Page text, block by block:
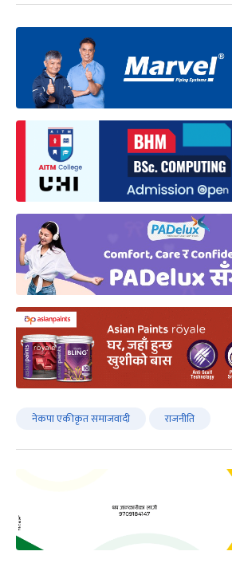
नेकपा एकीकृत समाजवादी राजनीति